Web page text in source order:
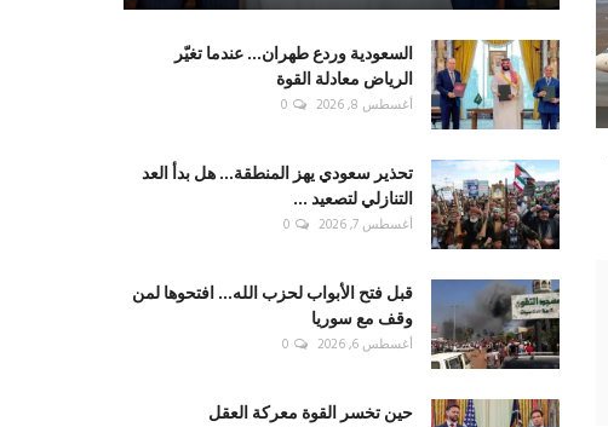
السعودية وردع طهران... عندما تغيّر
الرياض معادلة القوة
أغسطس 8, 2026 0
تحذير سعودي يهز المنطقة... هل بدأ العد
التنازلي لتصعيد ...
أغسطس 7, 2026 0
قبل فتح الأبواب لحزب الله... افتحوها لمن
وقف مع سوريا
أغسطس 6, 2026 0
حين تخسر القوة معركة العقل